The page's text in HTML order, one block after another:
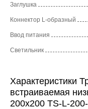
Заглушка
Коннектор L-образный
Ввод питания
Светильник
Характеристики
встраиваемая
200x200 TS-L-